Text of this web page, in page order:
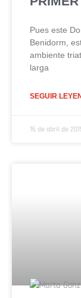
Pues este
Benidorm,
ambiente
larga
SEGUIR
16 de abril de